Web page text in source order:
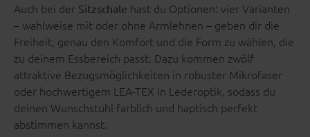
Auch bei der Sitzschale hast du Optionen: vier Varianten
– wahlweise mit oder ohne Armlehnen – geben dir die
Freiheit, genau den Komfort und die Form zu wählen, die
zu deinem Essbereich passt. Dazu kommen zwölf
attraktive Bezugsmöglichkeiten in robuster Mikrofaser
oder hochwertigem LEA-TEX in Lederoptik, sodass du
deinen Wunschstuhl farblich und haptisch perfekt
abstimmen kannst.